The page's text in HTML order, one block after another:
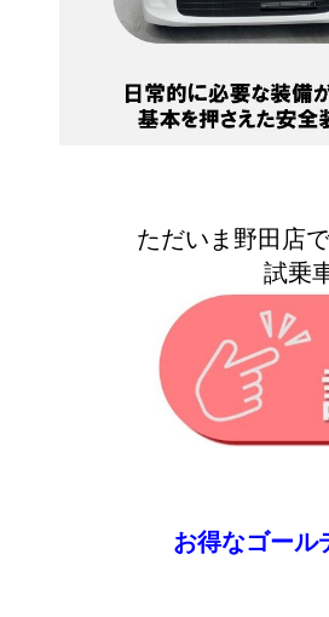
ただいま野田店
試乗
お得なゴール